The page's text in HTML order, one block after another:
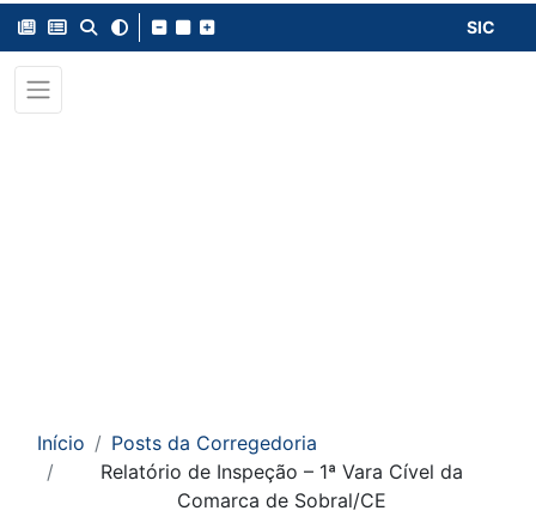
SIC
Início
Posts da Corregedoria
Relatório de Inspeção – 1ª Vara Cível da
Comarca de Sobral/CE